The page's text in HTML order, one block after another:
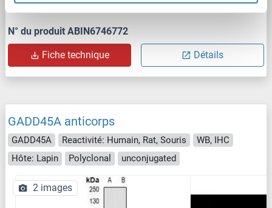
N° du produit ABIN6746772
Fiche technique Détails
GADD45A anticorps
GADD45A Reactivité: Humain, Rat, Souris
WB, IHC
Hôte: Lapin
Polyclonal unconjugated
2 images